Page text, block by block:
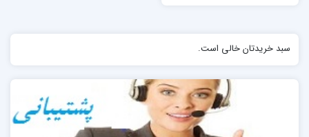
سبد خریدتان خالی است.